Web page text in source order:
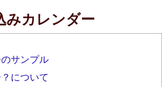
みカレンダー
サンプル
について